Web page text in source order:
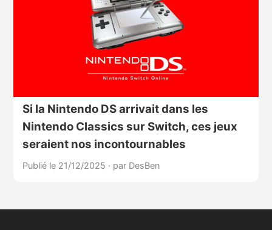
Si la Nintendo DS arrivait dans les
Nintendo Classics sur Switch, ces jeux
seraient nos incontournables
Publié le 21/12/2025 · par DesBen